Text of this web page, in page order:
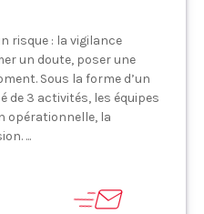
risque : la vigilance
un doute, poser une
Sous la forme d’un
de 3 activités, les équipes
opérationnelle, la
...